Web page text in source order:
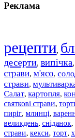
Реклама
рецепти,
десерти, випічка,
страви, м'ясо,
страви,
Салат, картопля,
святкові страви,
пиріг, млинці,
великдень, сніданок,
страви, кекси, торт,